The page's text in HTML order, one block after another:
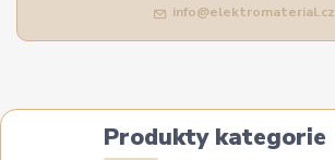
info@elektromaterial.cz
Produkty kategorie